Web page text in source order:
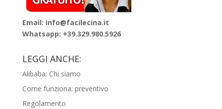
Email: info@facilecina.it
Whatsapp: +39.329.980.5926
LEGGI ANCHE:
Alibaba: Chi siamo
Come funziona: preventivo
Regolamento